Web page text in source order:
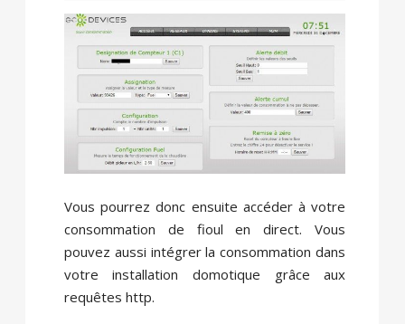
Vous pourrez donc ensuite accéder à votre
consommation de fioul en direct. Vous
pouvez aussi intégrer la consommation dans
votre installation domotique grâce aux
requêtes http.